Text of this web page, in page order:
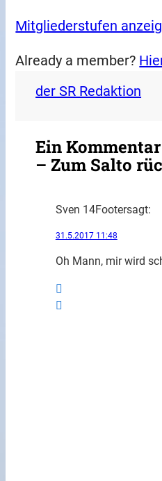
Mitgliederstufen
Already a member?
der SR Redaktion
Ein
– Zum Salto
Sven 14Footersagt:
31.5.2017 11:48
Oh Mann, mir wird